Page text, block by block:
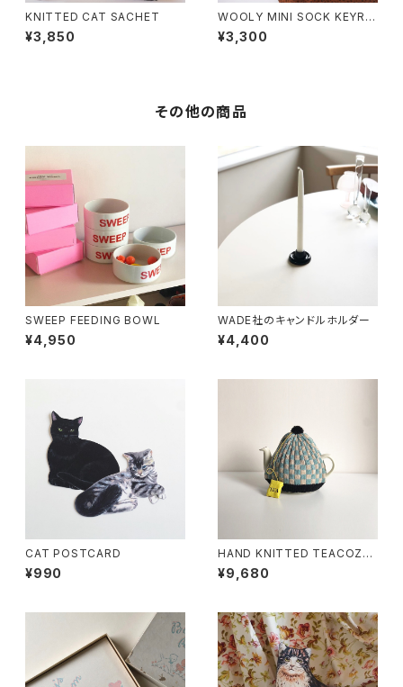
KNITTED CAT SACHET
¥3,850
WOOLY MINI SOCK KEYRIN
G VINTAGE ENGLAND
¥3,300
その他の商品
SWEEP FEEDING BOWL
¥4,950
WADE社のキャンドルホルダー
¥4,400
CAT POSTCARD
¥990
HAND KNITTED TEACOZY
(BLUE×BEIGE)
¥9,680